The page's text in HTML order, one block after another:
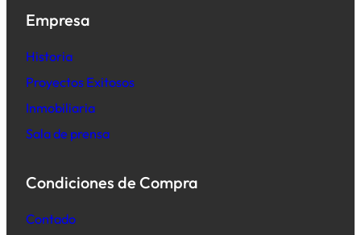
Empresa
Historia
Proyectos Exitosos
Inmobiliaria
Sala de prensa
Condiciones de Compra
Contado